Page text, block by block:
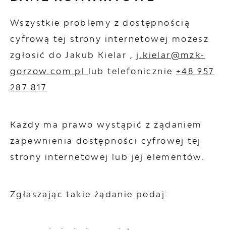
Wszystkie problemy z dostępnością
cyfrową tej strony internetowej możesz
zgłosić doJakub Kielar , j.kielar@mzk-
gorzow.com.pl lub telefonicznie +48 957
287 817
Każdy ma prawo wystąpić z żądaniem
zapewnienia dostępności cyfrowej tej
strony internetowej lub jej elementów.
Zgłaszając takie żądanie podaj: